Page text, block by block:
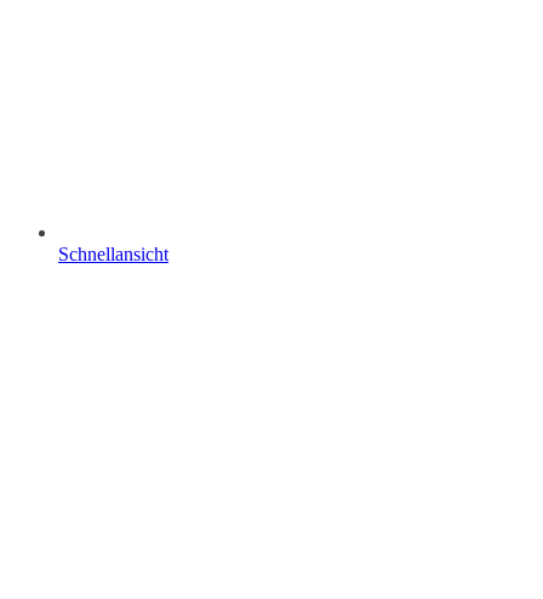
Schnellansicht